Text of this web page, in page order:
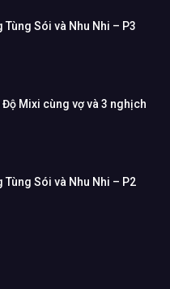
Tùng Sói và Nhu Nhi – P3
Mixi cùng vợ và 3 nghịch
Tùng Sói và Nhu Nhi – P2